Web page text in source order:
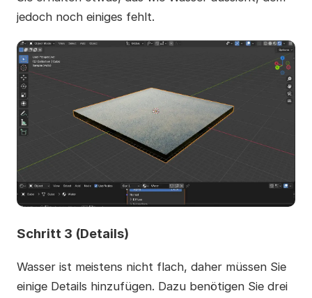
jedoch noch einiges fehlt.
Schritt 3 (Details)
Wasser ist meistens nicht flach, daher müssen Sie
einige Details hinzufügen. Dazu benötigen Sie drei